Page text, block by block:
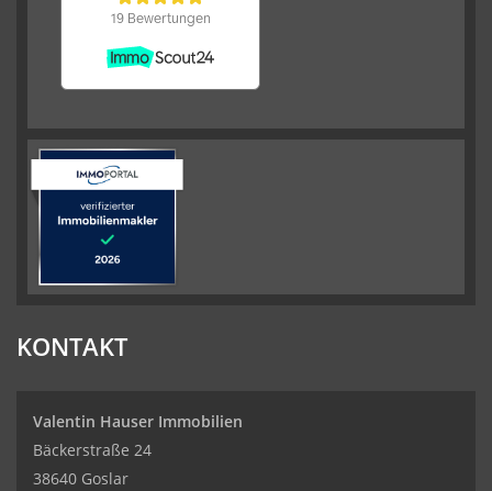
KONTAKT
Valentin Hauser Immobilien
Bäckerstraße 24
38640 Goslar